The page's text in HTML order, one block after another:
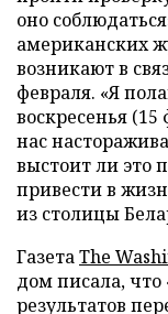
оно
американских
возникают в
февраля. «Я
воскресенья
нас
выстоит ли это
привести в
из столицы
ГазетаThe
дом писала,
результатов